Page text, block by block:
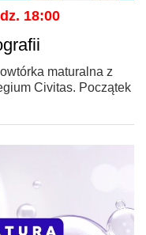
18:00
maturalna z
Civitas. Początek